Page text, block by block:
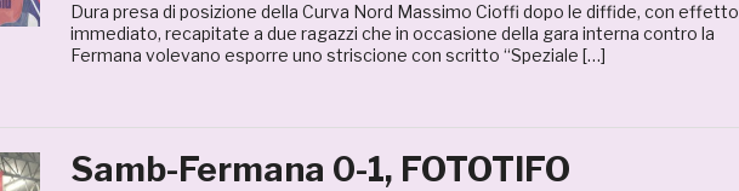
Dura presa di posizione della Curva Nord Massimo Cioffi dopo le diffide, con effetto
immediato, recapitate a due ragazzi che in occasione della gara interna contro la
Fermana volevano esporre uno striscione con scritto “Speziale […]
Samb-Fermana 0-1, FOTOTIFO